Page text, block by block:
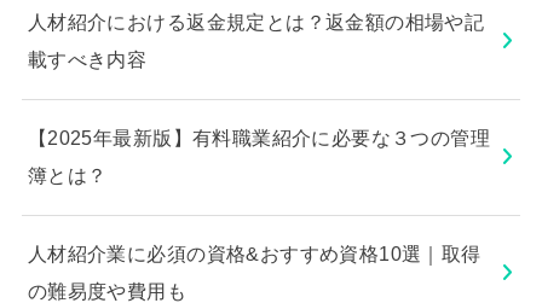
人材紹介における返金規定とは？返金額の相場や記
載すべき内容
【2025年最新版】有料職業紹介に必要な３つの管理
簿とは？
人材紹介業に必須の資格&おすすめ資格10選｜取得
の難易度や費用も